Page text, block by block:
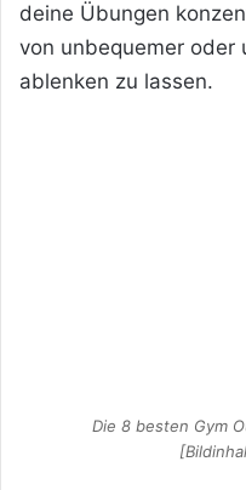
deine Übungen
von unbequemer oder
ablenken zu lassen.
Die 8 besten Gym